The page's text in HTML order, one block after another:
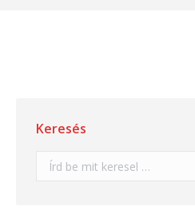
Keresés
Search: